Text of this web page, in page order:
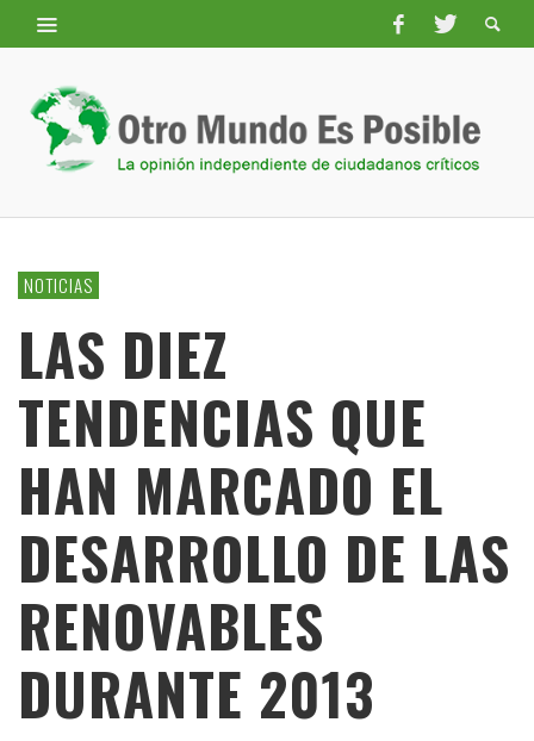
NOTICIAS
LAS DIEZ
TENDENCIAS QUE
HAN MARCADO EL
DESARROLLO DE LAS
RENOVABLES
DURANTE 2013